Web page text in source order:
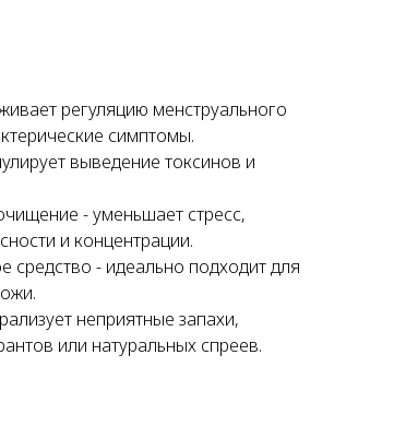
регуляцию менструального
симптомы.
выведение токсинов и
- уменьшает стресс,
и концентрации.
средство - идеально подходит для
неприятные запахи,
или натуральных спреев.